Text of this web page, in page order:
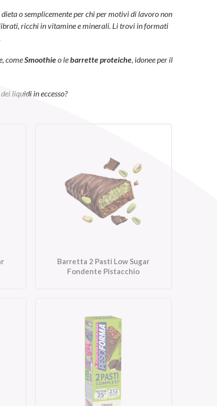
o semplicemente per chi per motivi di lavoro non
ricchi in vitamine e minerali. Li trovi in formati
comeSmoothieo lebarrette proteiche, idonee per il
liquidi in eccesso?
Barretta 2 Pasti Low Sugar
Fondente Pistacchio